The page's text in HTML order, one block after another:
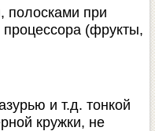
полосками при
(фрукты,
и т.д. тонкой
кружки, не